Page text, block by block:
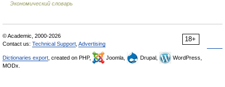
Экономический словарь
18+
© Academic, 2000-2026
Contact us: Technical Support Advertising
Dictionaries export , created on PHP, Joomla, Drupal,
WordPress,
MODx.